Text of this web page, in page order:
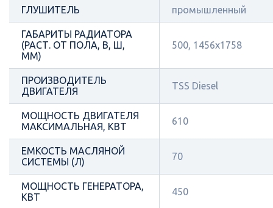
ГЛУШИТЕЛЬ промышленный
ГАБАРИТЫ РАДИАТОРА
(РАСТ. ОТ ПОЛА, В, Ш,
ММ)
500, 1456x1758
ПРОИЗВОДИТЕЛЬ
ДВИГАТЕЛЯ
TSS Diesel
МОЩНОСТЬ ДВИГАТЕЛЯ
МАКСИМАЛЬНАЯ, КВТ
610
ЕМКОСТЬ МАСЛЯНОЙ
СИСТЕМЫ (Л)
70
МОЩНОСТЬ ГЕНЕРАТОРА,
КВТ
450